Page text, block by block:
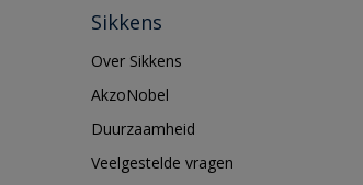
Sikkens
Over Sikkens
AkzoNobel
Duurzaamheid
Veelgestelde vragen